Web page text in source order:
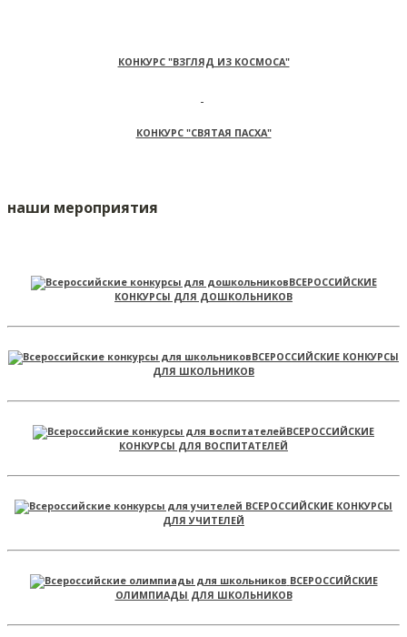
КОНКУРС "ВЗГЛЯД ИЗ КОСМОСА"
КОНКУРС "СВЯТАЯ ПАСХА"
наши мероприятия
ВСЕРОССИЙСКИЕ
КОНКУРСЫ ДЛЯ ДОШКОЛЬНИКОВ
ВСЕРОССИЙСКИЕ КОНКУРСЫ
ДЛЯ ШКОЛЬНИКОВ
ВСЕРОССИЙСКИЕ
КОНКУРСЫ ДЛЯ ВОСПИТАТЕЛЕЙ
ВСЕРОССИЙСКИЕ КОНКУРСЫ
ДЛЯ УЧИТЕЛЕЙ
ВСЕРОССИЙСКИЕ
ОЛИМПИАДЫ ДЛЯ ШКОЛЬНИКОВ